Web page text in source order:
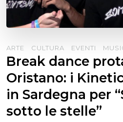
ARTE CULTURA EVENTI
Break dance
Oristano: i
in Sardegna per
sotto le stelle”